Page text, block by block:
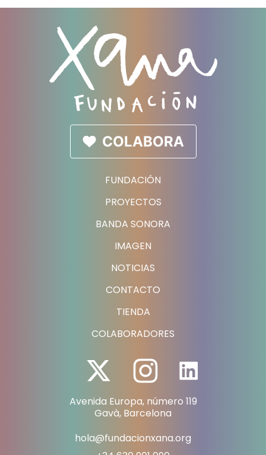
FUNDACIÓN
PROYECTOS
BANDA SONORA
IMAGEN
NOTICIAS
CONTACTO
TIENDA
COLABORADORES
COLABORA
Avenida Europa, número 119
Gavà, Barcelona
hola@fundacionxana.org